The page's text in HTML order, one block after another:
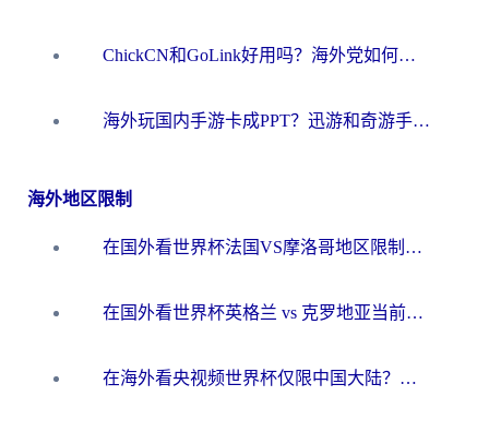
ChickCN和GoLink好用吗？海外党如何选对回国加速器
海外玩国内手游卡成PPT？迅游和奇游手游哪个好？一篇讲透回国加速器怎么选
海外地区限制
在国外看世界杯法国VS摩洛哥地区限制？这篇指南让你流畅看中文解说无压力
在国外看世界杯英格兰 vs 克罗地亚当前地区不可播放？这篇指南帮你搞定所有海外观赛难题
在海外看央视频世界杯仅限中国大陆？这篇指南帮你解锁中文解说+无卡顿直播